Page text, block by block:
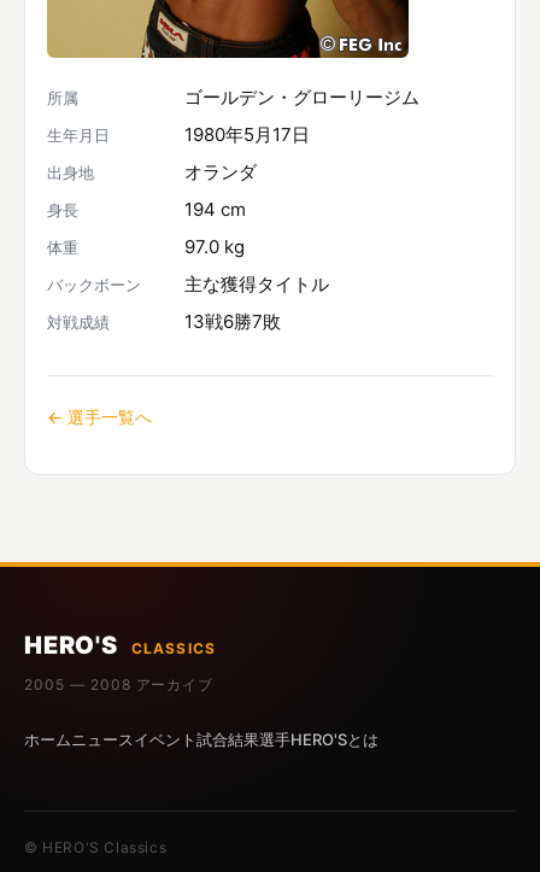
所属 ゴールデン・グローリージム
生年月日 1980年5月17日
出身地 オランダ
身長 194 cm
体重 97.0 kg
バックボーン 主な獲得タイトル
対戦成績 13戦6勝7敗
← 選手一覧へ
HERO'S
CLASSICS
2005 — 2008 アーカイブ
ホームニュースイベント試合結果選手HERO'Sとは
© HERO'S Classics